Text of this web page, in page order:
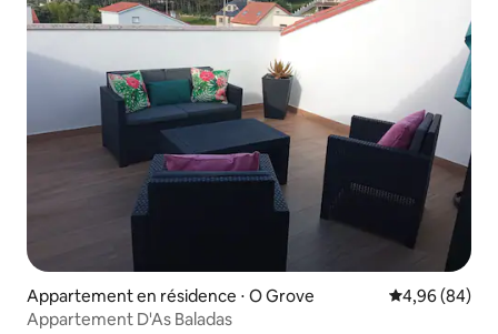
Appartement en résidence ⋅ O Grove Évaluation
4,96 (84)
Appartement D'As Baladas